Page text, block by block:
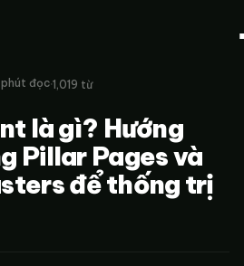
đọc·1,019 từ
là gì? Hướng
Pillar Pages và
để thống trị